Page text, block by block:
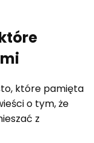
które pamięta
o tym, że
z